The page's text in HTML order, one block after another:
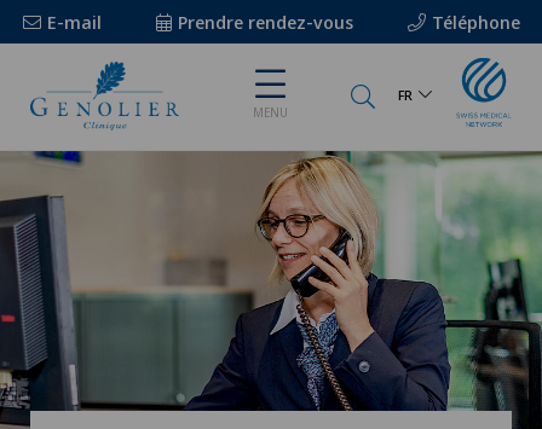
E-mail Prendre rendez-vous Téléphone
MENU
FR